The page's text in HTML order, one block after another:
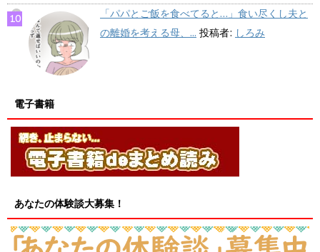
「パパとご飯を食べてると…」食い尽くし夫と
の離婚を考える母、... 投稿者: しろみ
電子書籍
あなたの体験談大募集！